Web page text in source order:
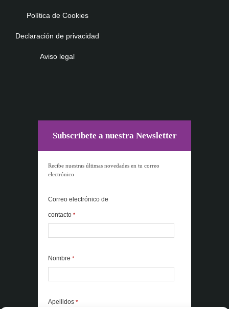
Política de Cookies
Declaración de privacidad
Aviso legal
Subscríbete a nuestra Newsletter
Recibe nuestras últimas novedades en tu correo
electrónico
Correo electrónico de
contacto *
Nombre *
Apellidos *